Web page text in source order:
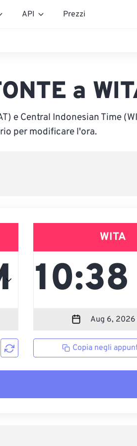
API Prezzi
a
e Central Indonesian Time
per modificare l'ora.
WITA
Copia negli